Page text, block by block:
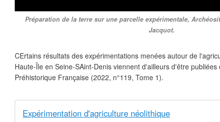
Préparation de la terre sur une parcelle expérimentale,
Jacquot.
CErtains résultats des expérimentations menées autour de
Haute-Île en Seine-SAint-Denis viennent d'ailleurs d'être
Préhistorique Française (2022, n°119, Tome 1).
Expérimentation d'agriculture néolithique